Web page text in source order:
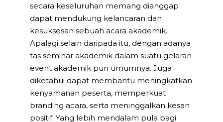
secara keseluruhan memang dianggap
dapat mendukung kelancaran dan
kesuksesan sebuah acara akademik.
Apalagi selain daripada itu, dengan adanya
tas seminar akademik dalam suatu gelaran
event akademik pun umumnya. Juga
diketahui dapat membantu meningkatkan
kenyamanan peserta, memperkuat
branding acara, serta meninggalkan kesan
positif. Yang lebih mendalam pula bagi